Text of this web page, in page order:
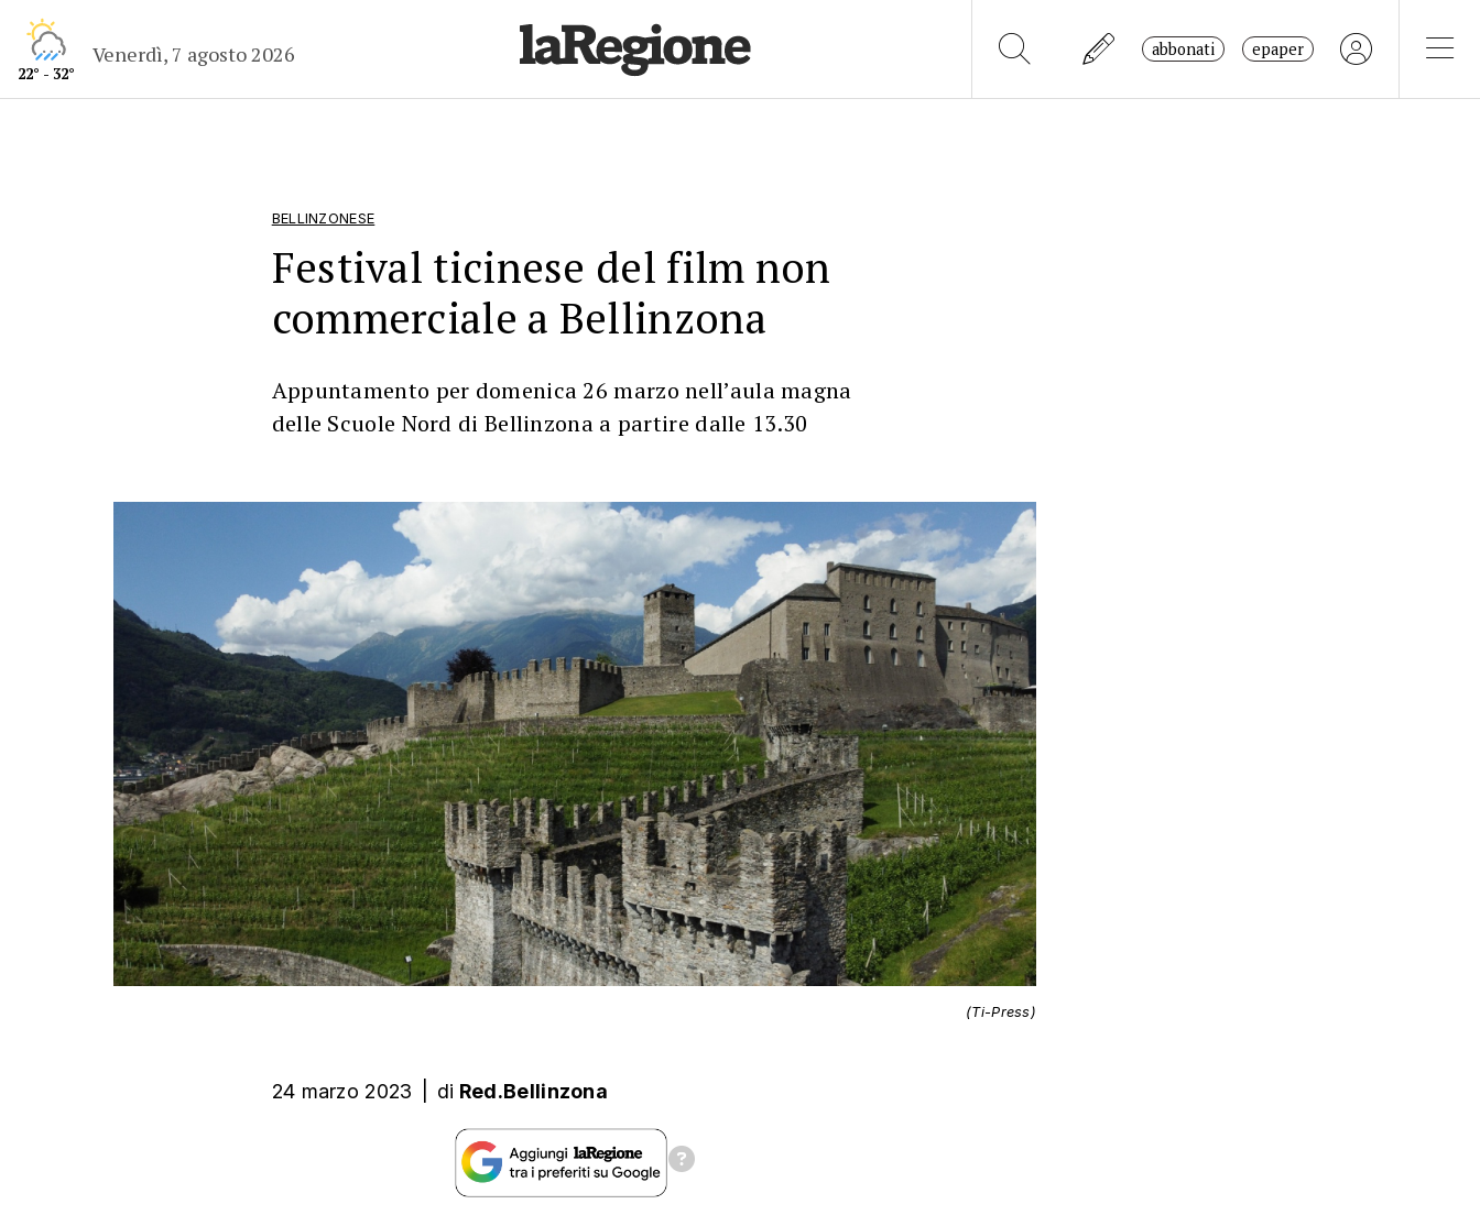
22° - 32°
Venerdì, 7 agosto 2026 abbonati epaper
BELLINZONESE
Festival ticinese del film non
commerciale a Bellinzona
Appuntamento per domenica 26 marzo nell’aula magna
delle Scuole Nord di Bellinzona a partire dalle 13.30
(Ti-Press)
24 marzo 2023 di Red.Bellinzona